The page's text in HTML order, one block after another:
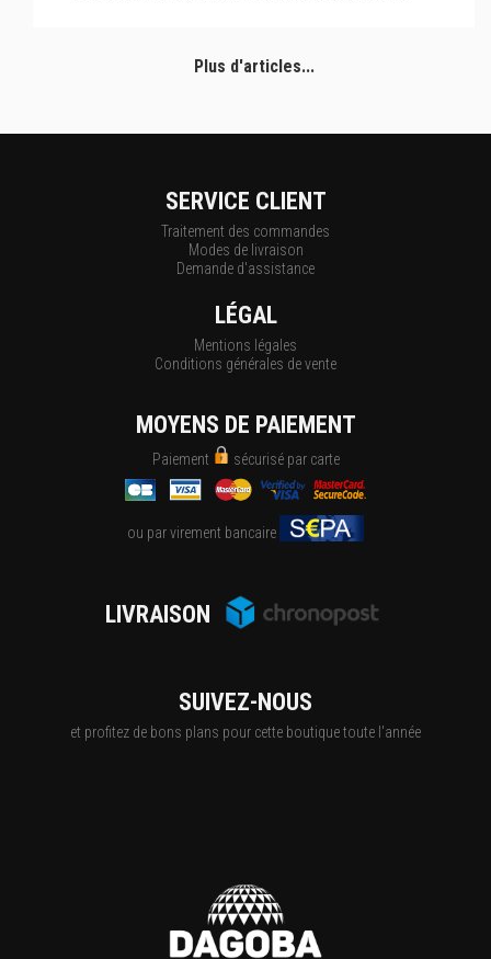
Plus d'articles...
SERVICE CLIENT
Traitement des commandes
Modes de livraison
Demande d'assistance
LÉGAL
Mentions légales
Conditions générales de vente
MOYENS DE PAIEMENT
Paiement sécurisé par carte
ou par virement bancaire
LIVRAISON
SUIVEZ-NOUS
et profitez de bons plans pour cette boutique toute l'année